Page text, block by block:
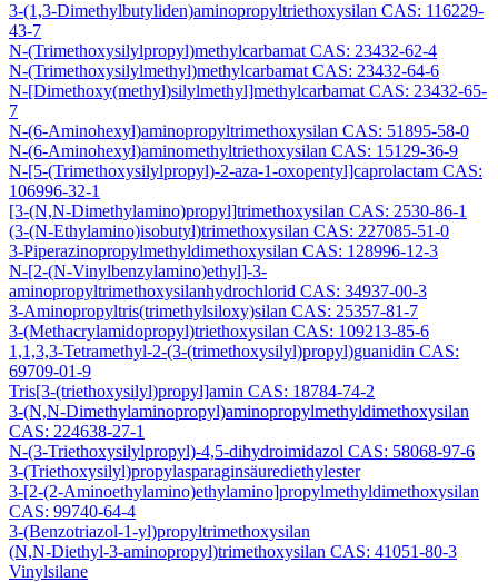
3-(1,3-Dimethylbutyliden)aminopropyltriethoxysilan CAS: 116229-
43-7
N-(Trimethoxysilylpropyl)methylcarbamat CAS: 23432-62-4
N-(Trimethoxysilylmethyl)methylcarbamat CAS: 23432-64-6
N-[Dimethoxy(methyl)silylmethyl]methylcarbamat CAS: 23432-65-
7
N-(6-Aminohexyl)aminopropyltrimethoxysilan CAS: 51895-58-0
N-(6-Aminohexyl)aminomethyltriethoxysilan CAS: 15129-36-9
N-[5-(Trimethoxysilylpropyl)-2-aza-1-oxopentyl]caprolactam CAS:
106996-32-1
[3-(N,N-Dimethylamino)propyl]trimethoxysilan CAS: 2530-86-1
(3-(N-Ethylamino)isobutyl)trimethoxysilan CAS: 227085-51-0
3-Piperazinopropylmethyldimethoxysilan CAS: 128996-12-3
N-[2-(N-Vinylbenzylamino)ethyl]-3-
aminopropyltrimethoxysilanhydrochlorid CAS: 34937-00-3
3-Aminopropyltris(trimethylsiloxy)silan CAS: 25357-81-7
3-(Methacrylamidopropyl)triethoxysilan CAS: 109213-85-6
1,1,3,3-Tetramethyl-2-(3-(trimethoxysilyl)propyl)guanidin CAS:
69709-01-9
Tris[3-(triethoxysilyl)propyl]amin CAS: 18784-74-2
3-(N,N-Dimethylaminopropyl)aminopropylmethyldimethoxysilan
CAS: 224638-27-1
N-(3-Triethoxysilylpropyl)-4,5-dihydroimidazol CAS: 58068-97-6
3-(Triethoxysilyl)propylasparaginsäurediethylester
3-[2-(2-Aminoethylamino)ethylamino]propylmethyldimethoxysilan
CAS: 99740-64-4
3-(Benzotriazol-1-yl)propyltrimethoxysilan
(N,N-Diethyl-3-aminopropyl)trimethoxysilan CAS: 41051-80-3
Vinylsilane